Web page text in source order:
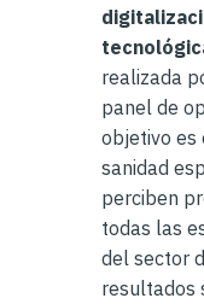
realizada
panel de
objetivo es
sanidad
perciben
todas las
del sector
resultados